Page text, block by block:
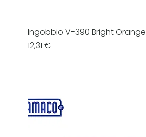
Ingobbio V-390 Bright Orange
Prezzo
12,31 €